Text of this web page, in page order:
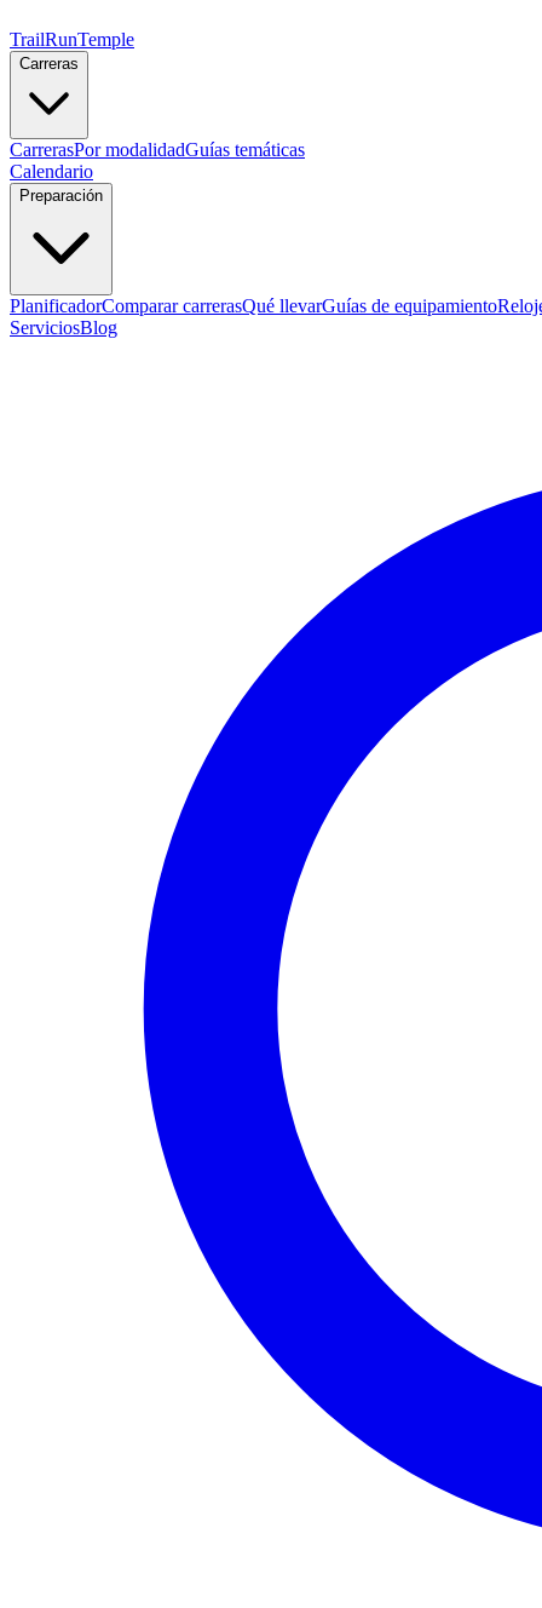
TrailRunTemple
Carreras
CarrerasPor modalidadGuías temáticas
Calendario
Preparación
PlanificadorComparar carrerasQué llevarGuías de equipamiento
ServiciosBlog